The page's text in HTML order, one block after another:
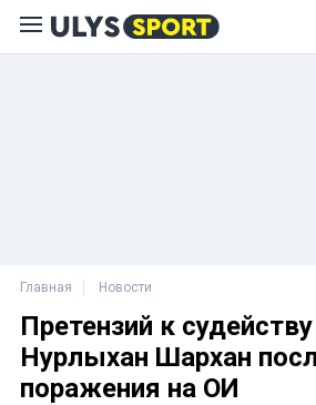
Главная Новости
Претензий к
Нурлыхан Шархан
поражения на ОИ